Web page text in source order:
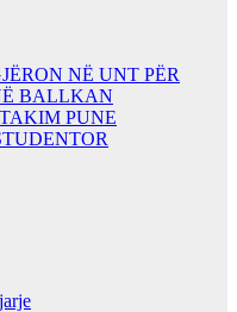
NË UNT PËR
BALLKAN
PUNE